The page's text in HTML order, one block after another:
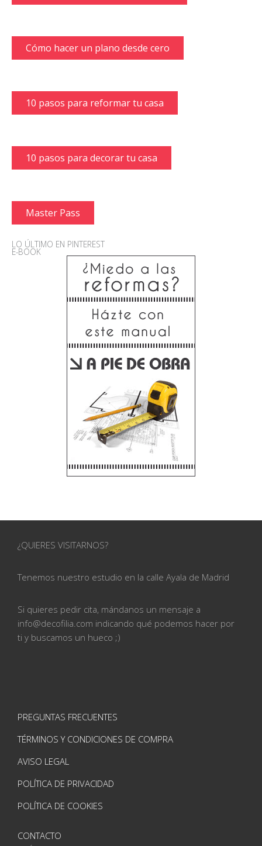
Cómo hacer un plano desde cero
10 pasos para reformar tu casa
10 pasos para decorar tu casa
Master Pass
LO ÚLTIMO EN PINTEREST
E-BOOK
¿QUIERES VISITARNOS?
Tenemos nuestro estudio en la calle Ayala de Madrid
Si quieres pedir cita, mándanos un mensaje a
info@decofilia.com indicando qué podemos hacer por
ti y buscamos un hueco ;)
PREGUNTAS FRECUENTES
TÉRMINOS Y CONDICIONES DE COMPRA
AVISO LEGAL
POLÍTICA DE PRIVACIDAD
POLÍTICA DE COOKIES
CONTACTO